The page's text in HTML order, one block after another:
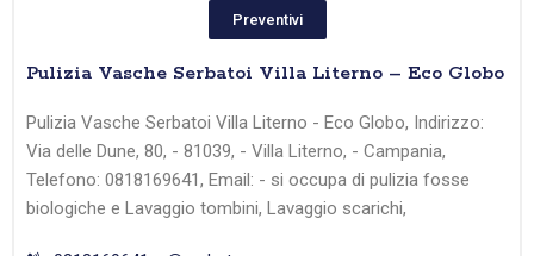
Preventivi
Pulizia Vasche Serbatoi Villa Literno – Eco Globo
Pulizia Vasche Serbatoi Villa Literno - Eco Globo, Indirizzo:
Via delle Dune, 80, - 81039, - Villa Literno, - Campania,
Telefono: 0818169641, Email: - si occupa di pulizia fosse
biologiche e Lavaggio tombini, Lavaggio scarichi,